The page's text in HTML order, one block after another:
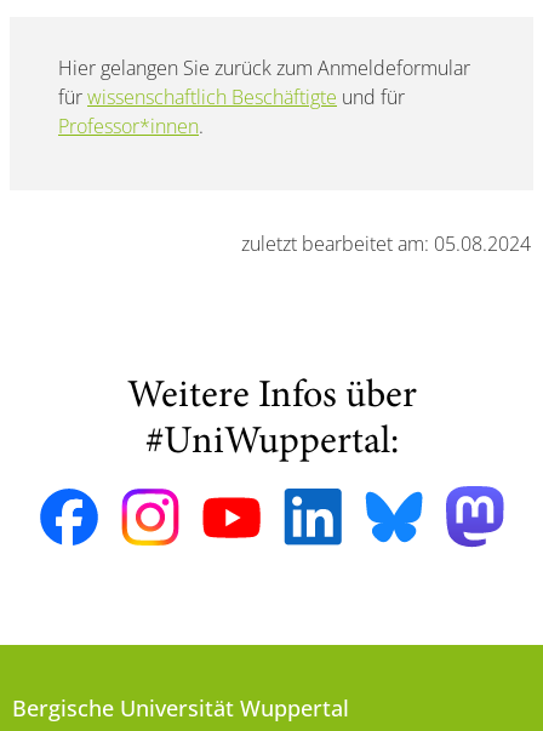
Hier gelangen Sie zurück zum Anmeldeformular
fürwissenschaftlich Beschäftigte und für
Professor*innen.
zuletzt bearbeitet am: 05.08.2024
Weitere Infos über
#UniWuppertal:
Bergische Universität Wuppertal